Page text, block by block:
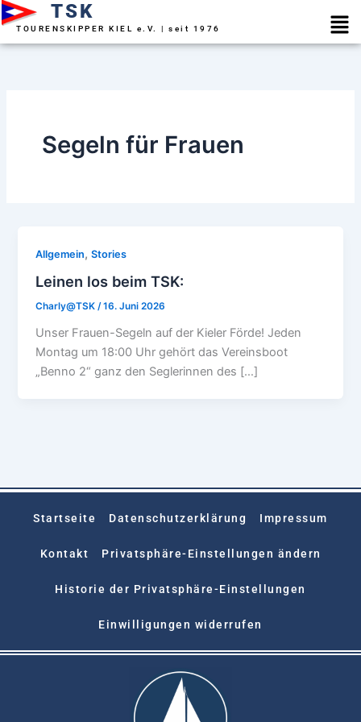
Zum
Inhalt
springen
TSK
TOURENSKIPPER KIEL e.V. | seit 1976
Segeln für Frauen
Allgemein,Stories
Leinen los beim TSK:
Charly@TSK/16. Juni 2026
Unser Frauen-Segeln auf der Kieler Förde! Jeden
Montag um 18:00 Uhr gehört das Vereinsboot
„Benno 2“ ganz den Seglerinnen des […]
Startseite Datenschutzerklärung Impressum
Kontakt Privatsphäre-Einstellungen ändern
Historie der Privatsphäre-Einstellungen
Einwilligungen widerrufen